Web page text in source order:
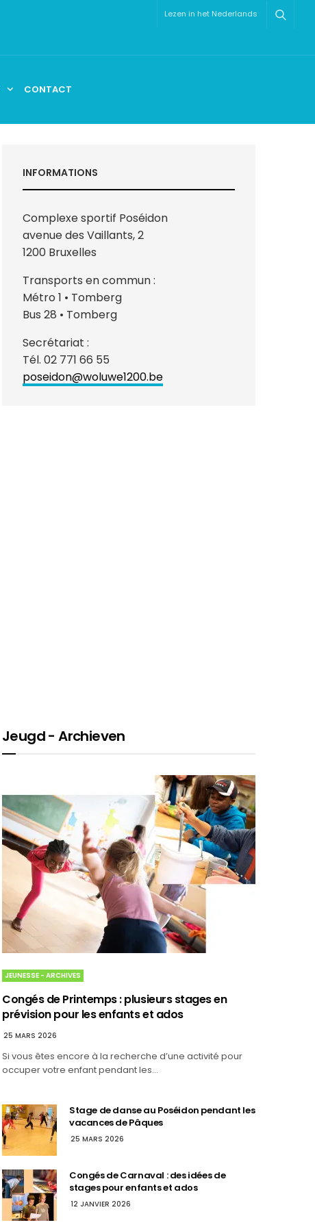
Lezen in het Nederlands
CONTACT
INFORMATIONS
Complexe sportif Poséidon
avenue des Vaillants, 2
1200 Bruxelles
Transports en commun :
Métro 1 • Tomberg
Bus 28 • Tomberg
Secrétariat :
Tél. 02 771 66 55
poseidon@woluwe1200.be
Jeugd - Archieven
JEUNESSE - ARCHIVES
Congés de Printemps : plusieurs stages en
prévision pour les enfants et ados
25 MARS 2026
Si vous êtes encore à la recherche d’une activité pour
occuper votre enfant pendant les…
Stage de danse au Poséidon pendant les
vacances de Pâques
25 MARS 2026
Congés de Carnaval : des idées de
stages pour enfants et ados
12 JANVIER 2026